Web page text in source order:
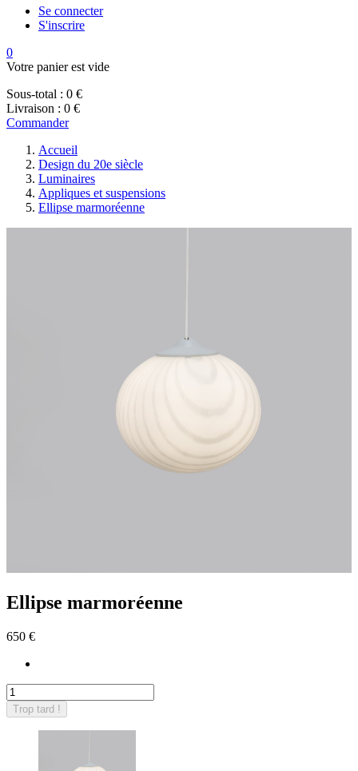
Se connecter
S'inscrire
0
Votre panier est vide
Sous-total : 0 €
Livraison : 0 €
Commander
Accueil
Design du 20e siècle
Luminaires
Appliques et suspensions
Ellipse marmoréenne
Ellipse marmoréenne
650 €
Trop tard !